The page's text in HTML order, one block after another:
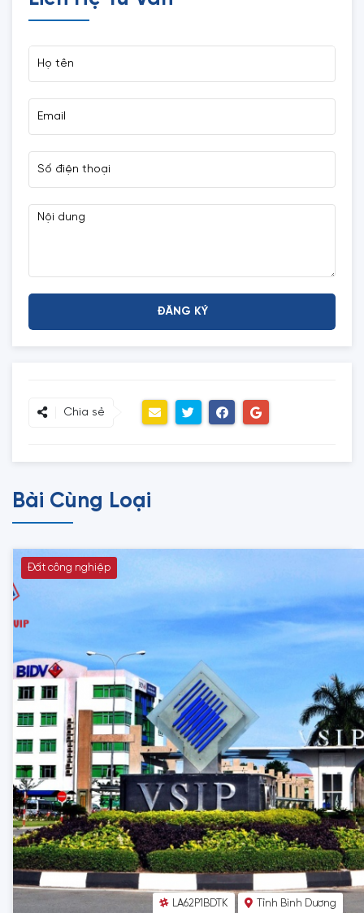
Chia sẻ
Bài Cùng Loại
Đất công nghiệp
LA62P1BDTK Tỉnh Bình Dương